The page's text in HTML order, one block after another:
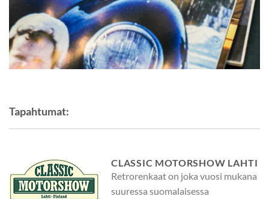
Tapahtumat:
CLASSIC MOTORSHOW LAHTI
Retrorenkaat on joka vuosi mukana
suuressa suomalaisessa